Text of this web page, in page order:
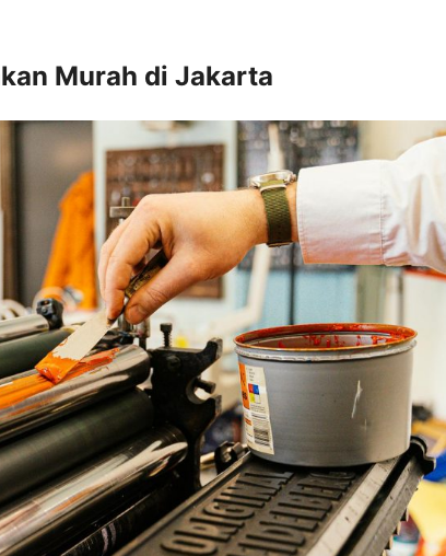
Murah di Jakarta